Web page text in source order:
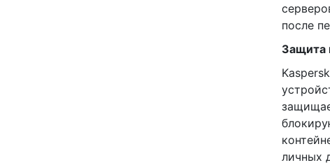
после
Защита
личных